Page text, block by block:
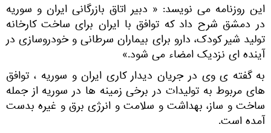
این روزنامه می نویسد: « دبیر اتاق بازرگانی ایران و سوریه
در دمشق شرح داد که توافق با ایران برای ساخت کارخانه
تولید شیر کودک، دارو برای بیماران سرطانی و خودروسازی در
آینده ای نزدیک امضاء می شود.»
به گفته ی وی در جریان دیدار کاری ایران و سوریه ، توافق
های مربوط به تولیدات در برخی زمینه ها در سوریه از جمله
ساخت و ساز، بهداشت و سلامت و انرژی برق و غیره بدست
آمده است.